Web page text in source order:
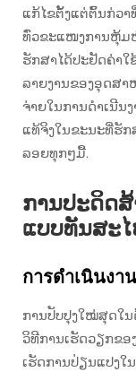
ແກ້ໄຂຕັ້ງແຕ່ຕົ້ນກ່ວ
ທົ່ວຂະແໜງການຫຸ້ມ
ຮັກສາໄດ້ປະຢັດຄ່າໃ
ລາຍງານຂອງອຸດສ
ຈ່າຍໃນການດຳເນີນ
ແທ້ຈິງໃນຂະນະທີ່ຮັ
ລອຍທຸກໆມື້.
ການປະດິດ
ແບບທັນສະ
การดำเนินงา
ການປັບປຸງໃໝ່ສຸດໃນ
ວິທີການເຮັດວຽກຂ
ເຮັດການປ່ຽນແປງ